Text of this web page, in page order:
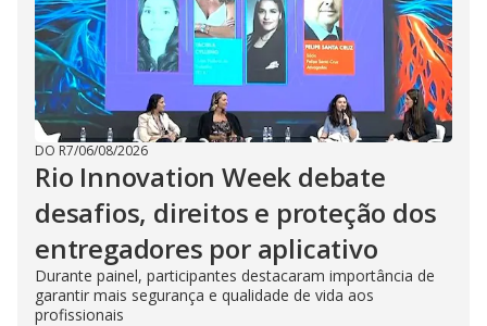
DO R7/06/08/2026
Rio Innovation Week debate
desafios, direitos e proteção dos
entregadores por aplicativo
Durante painel, participantes destacaram importância de
garantir mais segurança e qualidade de vida aos
profissionais